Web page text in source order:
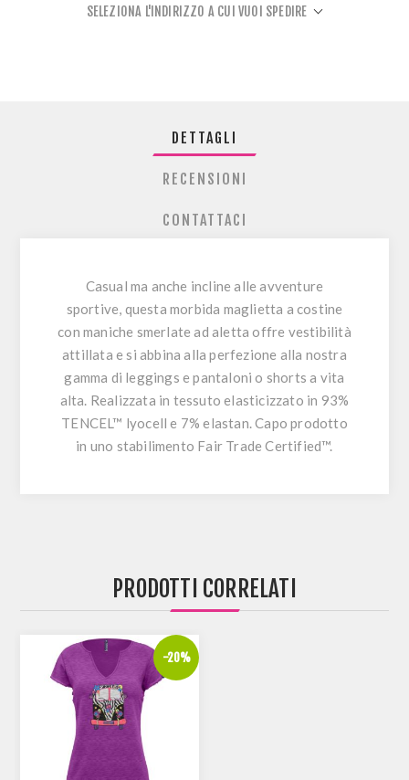
SELEZIONA L'INDIRIZZO A CUI VUOI SPEDIRE
DETTAGLI
RECENSIONI
CONTATTACI
Casual ma anche incline alle avventure
sportive, questa morbida maglietta a costine
con maniche smerlate ad aletta offre vestibilità
attillata e si abbina alla perfezione alla nostra
gamma di leggings e pantaloni o shorts a vita
alta. Realizzata in tessuto elasticizzato in 93%
TENCEL™ lyocell e 7% elastan. Capo prodotto
in uno stabilimento Fair Trade Certified™.
PRODOTTI CORRELATI
-20%